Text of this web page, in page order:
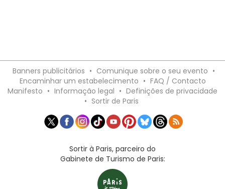
Banners publicitários • Comunique sobre o seu evento •
Encaminhar um estabelecimento • FAQ / Contacto
Manifesto • Informação legal • Definições de privacidade
• Sortir de Paris
Sortir à Paris, parceiro do
Gabinete de Turismo de Paris: